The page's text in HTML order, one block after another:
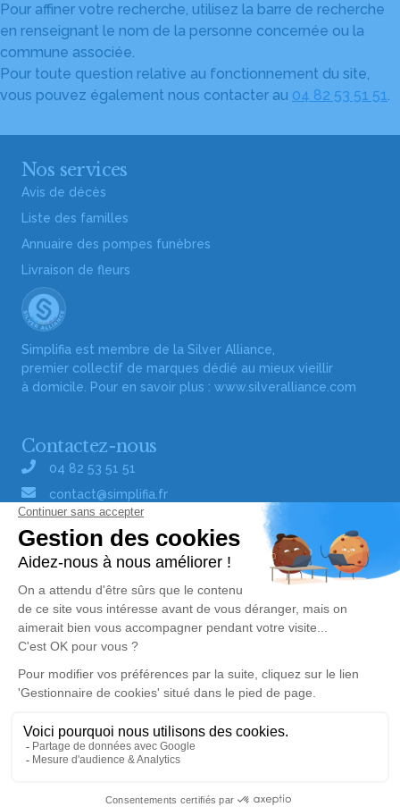
Pour affiner votre recherche, utilisez la barre de recherche
en renseignant le nom de la personne concernée ou la
commune associée.
Pour toute question relative au fonctionnement du site,
vous pouvez également nous contacter au 04 82 53 51 51.
Alerte décès 04
Nos services
Avis de décès
Liste des familles
Annuaire des pompes funèbres
Livraison de fleurs
Simplifia est membre de la Silver Alliance,
premier collectif de marques dédié au mieux vieillir
à domicile. Pour en savoir plus : www.silveralliance.com
Contactez-nous
04 82 53 51 51
contact@simplifia.fr
Réseaux sociaux
Liens utiles
Publier un avis de décès
Signaler un abus/une erreur
Consultez nos offres d'emploi
Politique de traitement des données
Mentions légales